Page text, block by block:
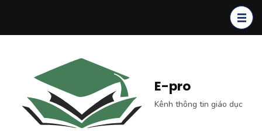
E-pro
Kênh thông tin giáo dục